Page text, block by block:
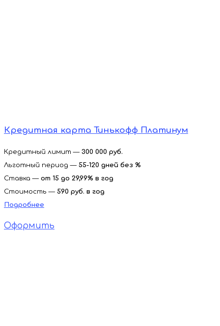
Кредитная карта Тинькофф Платинум
Кредитный лимит — 300 000 руб.
Льготный период — 55-120 дней без %
Ставка — от 15 до 29,99% в год
Стоимость — 590 руб. в год
Подробнее
Оформить